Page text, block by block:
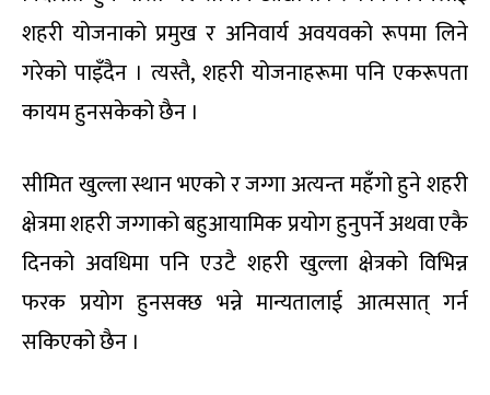
शहरी योजनाको प्रमुख र अनिवार्य अवयवको रूपमा लिने
गरेको पाइँदैन । त्यस्तै, शहरी योजनाहरूमा पनि एकरूपता
कायम हुनसकेको छैन ।
सीमित खुल्ला स्थान भएको र जग्गा अत्यन्त महँगो हुने शहरी
क्षेत्रमा शहरी जग्गाको बहुआयामिक प्रयोग हुनुपर्ने अथवा एकै
दिनको अवधिमा पनि एउटै शहरी खुल्ला क्षेत्रको विभिन्न
फरक प्रयोग हुनसक्छ भन्ने मान्यतालाई आत्मसात् गर्न
सकिएको छैन ।